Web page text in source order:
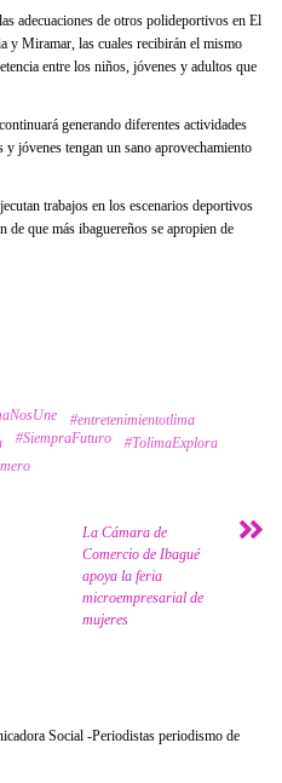
adecuaciones de otros polideportivos en El
y Miramar, las cuales recibirán el mismo
entre los niños, jóvenes y adultos que
generando diferentes actividades
jóvenes tengan un sano aprovechamiento
trabajos en los escenarios deportivos
que más ibaguereños se apropien de
#entretenimientotlima
#SiempraFuturo
#TolimaExplora
La Cámara de
Comercio de Ibagué
apoya la feria
microempresarial de
mujeres
Social -Periodistas periodismo de